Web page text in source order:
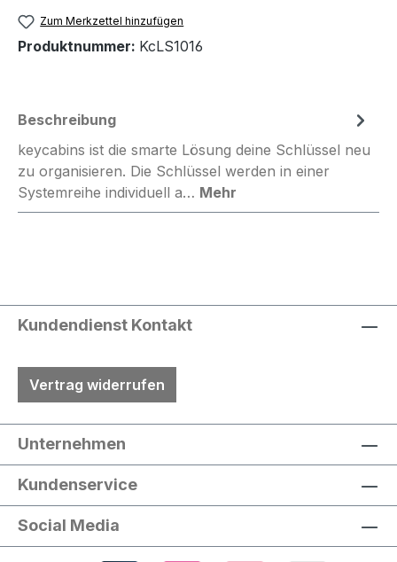
Zum Merkzettel hinzufügen
Produktnummer: KcLS1016
Beschreibung
keycabins ist die smarte Lösung deine Schlüssel neu
zu organisieren. Die Schlüssel werden in einer
Systemreihe individuell a… Mehr
Kundendienst Kontakt
Vertrag widerrufen
Unternehmen
Kundenservice
Social Media